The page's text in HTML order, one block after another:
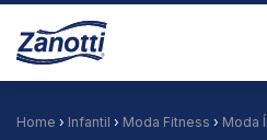
Home › Infantil › Moda Fitness › Moda